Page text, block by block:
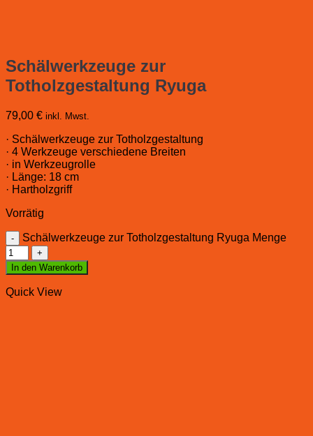
Schälwerkzeuge zur
Totholzgestaltung Ryuga
79,00 € inkl. Mwst.
· Schälwerkzeuge zur Totholzgestaltung
· 4 Werkzeuge verschiedene Breiten
· in Werkzeugrolle
· Länge: 18 cm
· Hartholzgriff
Vorrätig
Schälwerkzeuge zur Totholzgestaltung Ryuga Menge
In den Warenkorb
Quick View